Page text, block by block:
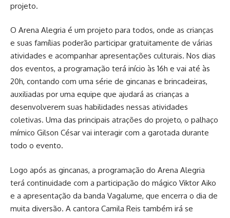
projeto.
O Arena Alegria é um projeto para todos, onde as crianças
e suas famílias poderão participar gratuitamente de várias
atividades e acompanhar apresentações culturais. Nos dias
dos eventos, a programação terá início às 16h e vai até às
20h, contando com uma série de gincanas e brincadeiras,
auxiliadas por uma equipe que ajudará as crianças a
desenvolverem suas habilidades nessas atividades
coletivas. Uma das principais atrações do projeto, o palhaço
mímico Gilson César vai interagir com a garotada durante
todo o evento.
Logo após as gincanas, a programação do Arena Alegria
terá continuidade com a participação do mágico Viktor Aiko
e a apresentação da banda Vagalume, que encerra o dia de
muita diversão. A cantora Camila Reis também irá se